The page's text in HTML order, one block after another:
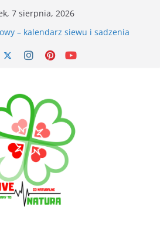
7 sierpnia, 2026
do pomiarów meteorologicznych
ogrodnicze nieocenionym
w ogrodzie